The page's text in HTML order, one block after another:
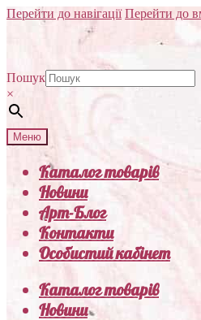
Перейти до навігації Перейти до
Пошук
×
Меню
Каталог товарів
Новини
Арт-Блог
Контакти
Особистий кабінет
Каталог товарів
Новини